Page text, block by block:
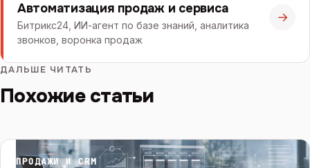
Автоматизация продаж и сервиса
Битрикс24, ИИ-агент по базе знаний, аналитика
звонков, воронка продаж
→
ДАЛЬШЕ ЧИТАТЬ
Похожие статьи
ПРОДАЖИ И CRM